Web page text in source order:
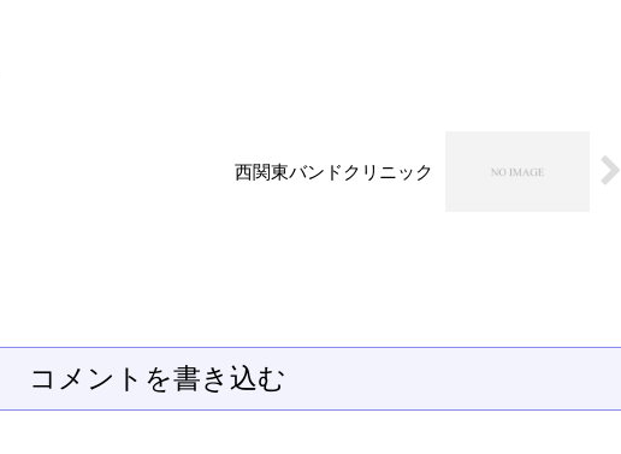
西関東バンドクリニック
コメントを書き込む